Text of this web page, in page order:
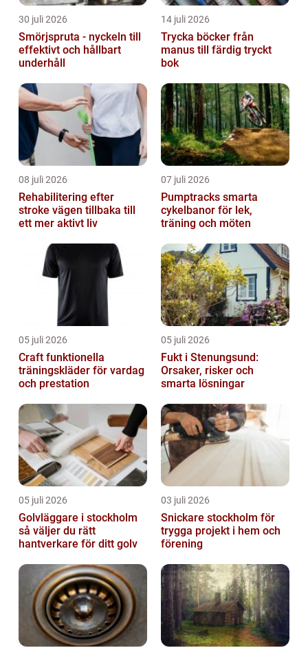
30 juli 2026
Smörjspruta - nyckeln till
effektivt och hållbart
underhåll
14 juli 2026
Trycka böcker från
manus till färdig tryckt
bok
08 juli 2026
Rehabilitering efter
stroke vägen tillbaka till
ett mer aktivt liv
07 juli 2026
Pumptracks smarta
cykelbanor för lek,
träning och möten
05 juli 2026
Craft funktionella
träningskläder för vardag
och prestation
05 juli 2026
Fukt i Stenungsund:
Orsaker, risker och
smarta lösningar
05 juli 2026
Golvläggare i stockholm
så väljer du rätt
hantverkare för ditt golv
03 juli 2026
Snickare stockholm för
trygga projekt i hem och
förening